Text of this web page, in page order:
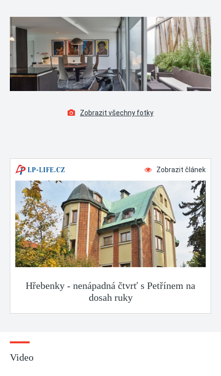
Zobrazit všechny fotky
Zobrazit článek
Hřebenky - nenápadná čtvrť s Petřínem na
dosah ruky
Video